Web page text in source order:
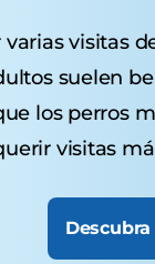
visitas
suelen
los perros
visitas